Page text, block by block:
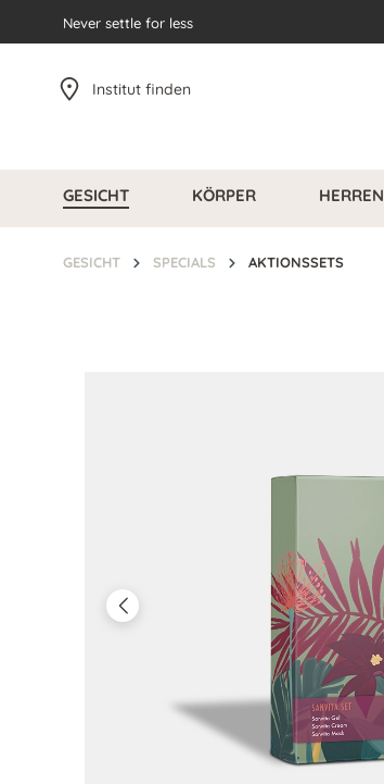
Zur Hauptnavigation springen
Never settle for less
Institut finden
GESICHT KÖRPER HERREN
GESICHT SPECIALS AKTIONSSETS